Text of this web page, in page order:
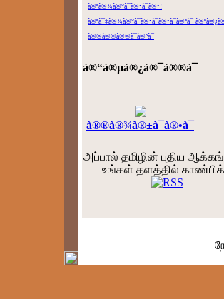
à®ªà®¾à®°à¯à®•à¯à®•!
à®ªà¯‡à®¾à®°à¯à®•à¯à®•à¯à®ªà¯
à®®à®©à®®à¯à®³à¯
à®“à®µà®¿à®¯à®®à¯
à®®à®¾à®±à¯à®•à¯
அப்பால் தமிழின் புதிய
உங்கள் தளத்தில்